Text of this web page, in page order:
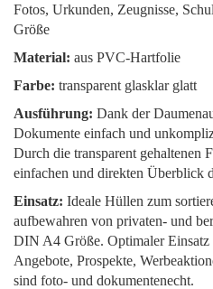
Fotos, Urkunden, Zeugnisse,
Größe
Material: aus PVC-Hartfolie
Farbe: transparent glasklar glatt
Ausführung: Dank der
Dokumente einfach und
Durch die transparent gehaltenen
einfachen und direkten Überblick
Einsatz: Ideale Hüllen zum
aufbewahren von privaten- und
DIN A4 Größe. Optimaler
Angebote, Prospekte,
sind foto- und dokumentenecht.